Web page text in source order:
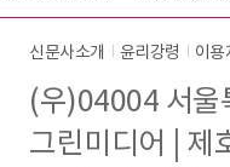
신문사소개 윤리강령 이용
(우)04004 서울
그린미디어 | 제